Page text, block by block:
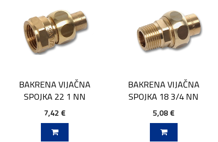
BAKRENA VIJAČNA
SPOJKA 22 1 NN
7,42 €
BAKRENA VIJAČNA
SPOJKA 18 3/4 NN
5,08 €